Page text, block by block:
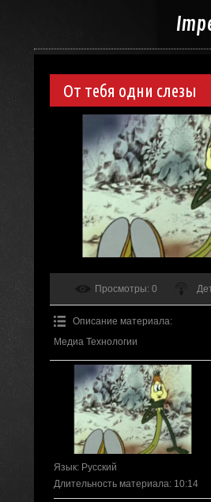
От тебя одни слезы
Просмотры: 0
Описание материала:
Медиа Технологии
Язык: Русский
Длительность материала: 10:14